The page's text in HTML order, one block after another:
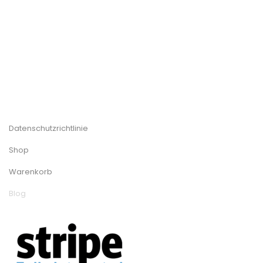
Datenschutzrichtlinie
Shop
Warenkorb
Blog